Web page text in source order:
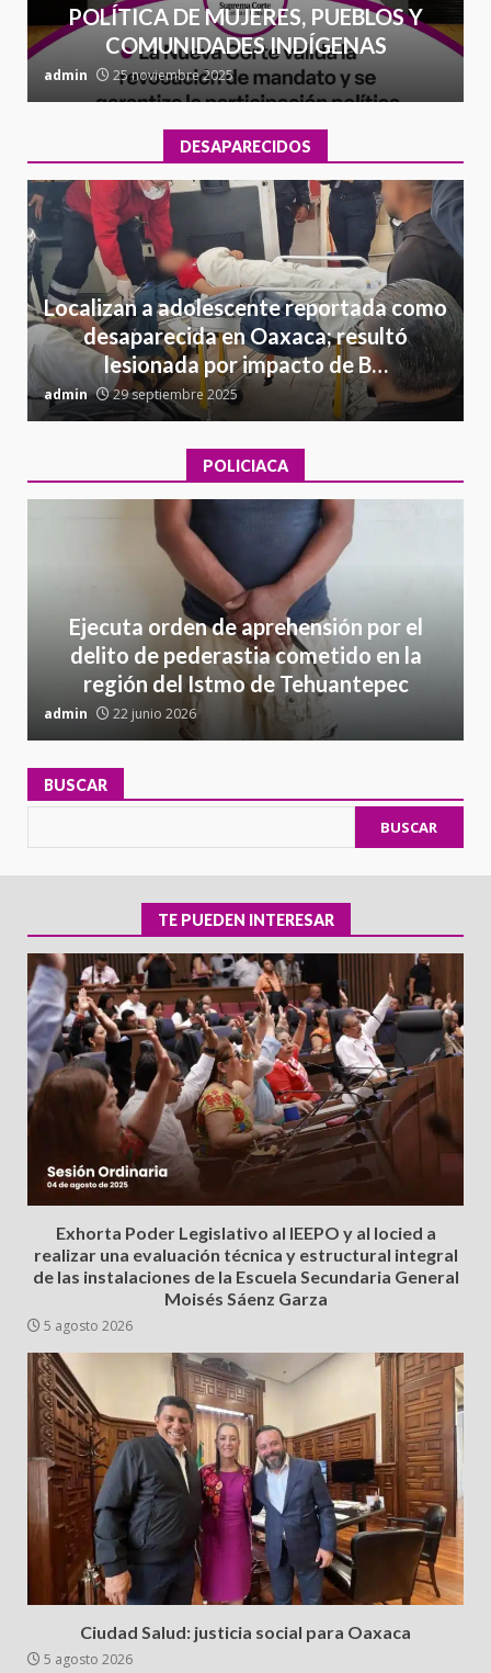
POLÍTICA DE MUJERES, PUEBLOS Y
COMUNIDADES INDÍGENAS
admin 25 noviembre 2025
DESAPARECIDOS
Localizan a adolescente reportada como
desaparecida en Oaxaca; resultó
lesionada por impacto de B…
admin 29 septiembre 2025
POLICIACA
Ejecuta orden de aprehensión por el
delito de pederastia cometido en la
región del Istmo de Tehuantepec
admin 22 junio 2026
BUSCAR
BUSCAR
TE PUEDEN INTERESAR
Exhorta Poder Legislativo al IEEPO y al Iocied a
realizar una evaluación técnica y estructural integral
de las instalaciones de la Escuela Secundaria General
Moisés Sáenz Garza
5 agosto 2026
Ciudad Salud: justicia social para Oaxaca
5 agosto 2026